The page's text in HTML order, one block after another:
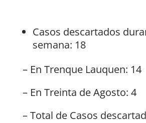
Casos descartados
semana: 18
– En Trenque Lauquen: 14
– En Treinta de Agosto: 4
– Total de Casos